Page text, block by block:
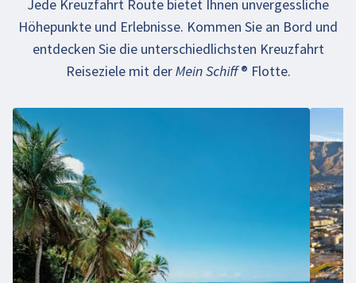
Jede Kreuzfahrt Route bietet Ihnen unvergessliche
Höhepunkte und Erlebnisse. Kommen Sie an Bord und
entdecken Sie die unterschiedlichsten Kreuzfahrt
Reiseziele mit der Mein Schiff ® Flotte.